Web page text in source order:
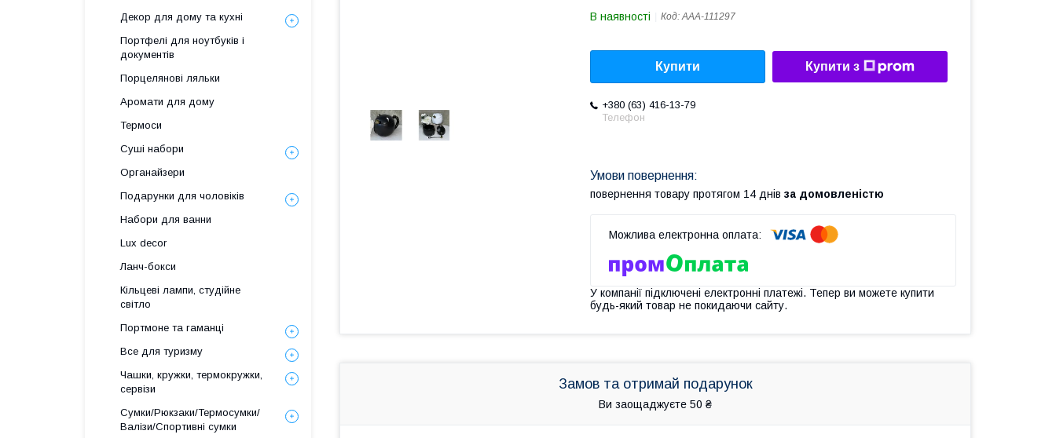
В наявності Код:AAA-111297
Купити Купити з
+380 (63) 416-13-79
Телефон
повернення товару протягом 14 днів за домовленістю
У компанії підключені електронні платежі. Тепер ви можете купити
будь-який товар не покидаючи сайту.
Замов та отримай подарунок
Ви заощаджуєте 50 ₴
Декор для дому та кухні
Портфелі для ноутбуків і
документів
Порцелянові ляльки
Аромати для дому
Термоси
Суші набори
Органайзери
Подарунки для чоловіків
Набори для ванни
Lux decor
Ланч-бокси
Кільцеві лампи, студійне
світло
Портмоне та гаманці
Все для туризму
Чашки, кружки, термокружки,
сервізи
Сумки/Рюкзаки/Термосумки/
Валізи/Спортивні сумки